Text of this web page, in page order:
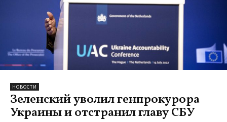
НОВОСТИ
Зеленский уволил генпрокурора
Украины и отстранил главу СБУ